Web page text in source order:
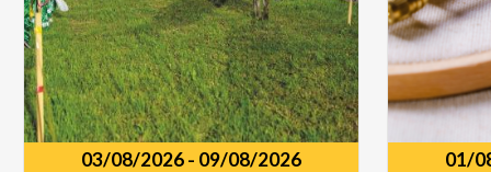
03/08/2026- 09/08/2026 01/